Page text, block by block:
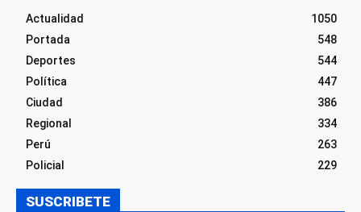
Actualidad
1050
Portada
548
Deportes
544
Política
447
Ciudad
386
Regional
334
Perú
263
Policial
229
SUSCRIBETE